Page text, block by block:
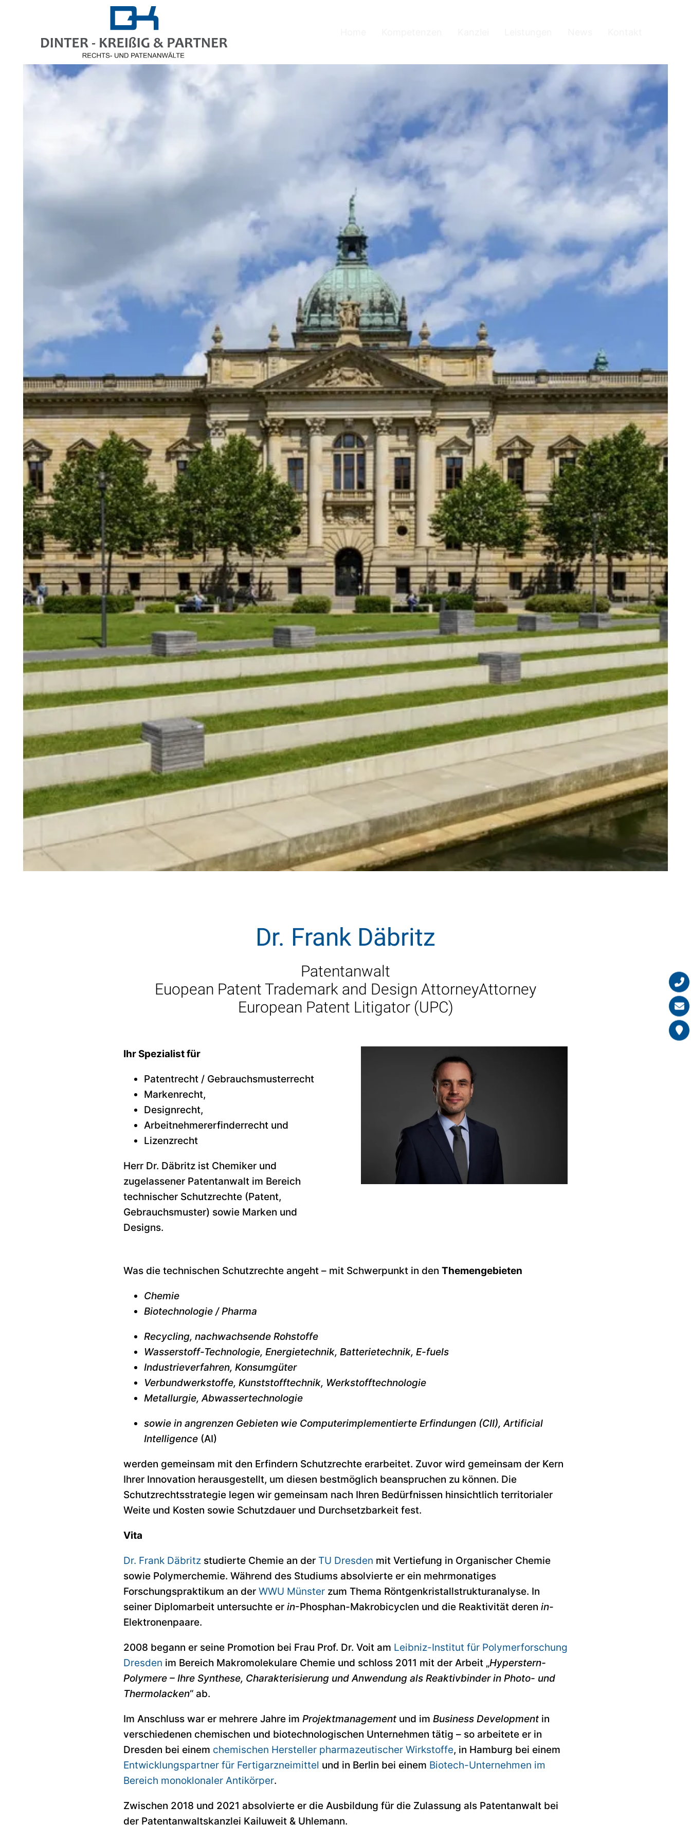
Dr. Frank Däbritz
Patentanwalt
Euopean Patent Trademark and Design AttorneyAttorney
European Patent Litigator (UPC)
Ihr Spezialist für
Patentrecht / Gebrauchsmusterrecht
Markenrecht,
Designrecht,
Arbeitnehmererfinderrecht und
Lizenzrecht
Herr Dr. Däbritz ist Chemiker und
zugelassener Patentanwalt im Bereich
technischer Schutzrechte (Patent,
Gebrauchsmuster) sowie Marken und
Designs.
Was die technischen Schutzrechte angeht – mit Schwerpunkt in den Themengebieten
Chemie
Biotechnologie / Pharma
Recycling, nachwachsende Rohstoffe
Wasserstoff-Technologie, Energietechnik, Batterietechnik, E-fuels
Industrieverfahren, Konsumgüter
Verbundwerkstoffe, Kunststofftechnik, Werkstofftechnologie
Metallurgie, Abwassertechnologie
sowie in angrenzen Gebieten wie Computerimplementierte Erfindungen (CII), Artificial
Intelligence (AI)
werden gemeinsam mit den Erfindern Schutzrechte erarbeitet. Zuvor wird gemeinsam der Kern
Ihrer Innovation herausgestellt, um diesen bestmöglich beanspruchen zu können. Die
Schutzrechtsstrategie legen wir gemeinsam nach Ihren Bedürfnissen hinsichtlich territorialer
Weite und Kosten sowie Schutzdauer und Durchsetzbarkeit fest.
Vita
Dr. Frank Däbritz studierte Chemie an der TU Dresden mit Vertiefung in Organischer Chemie
sowie Polymerchemie. Während des Studiums absolvierte er ein mehrmonatiges
Forschungspraktikum an der WWU Münster zum Thema Röntgenkristallstrukturanalyse. In
seiner Diplomarbeit untersuchte er in-Phosphan-Makrobicyclen und die Reaktivität deren in-
Elektronenpaare.
2008 begann er seine Promotion bei Frau Prof. Dr. Voit am Leibniz-Institut für Polymerforschung
Dresden im Bereich Makromolekulare Chemie und schloss 2011 mit der Arbeit „Hyperstern-
Polymere – Ihre Synthese, Charakterisierung und Anwendung als Reaktivbinder in Photo- und
Thermolacken“ ab.
Im Anschluss war er mehrere Jahre im Projektmanagement und im Business Development in
verschiedenen chemischen und biotechnologischen Unternehmen tätig – so arbeitete er in
Dresden bei einem chemischen Hersteller pharmazeutischer Wirkstoffe, in Hamburg bei einem
Entwicklungspartner für Fertigarzneimittel und in Berlin bei einem Biotech-Unternehmen im
Bereich monoklonaler Antikörper.
Zwischen 2018 und 2021 absolvierte er die Ausbildung für die Zulassung als Patentanwalt bei
der Patentanwaltskanzlei Kailuweit & Uhlemann.